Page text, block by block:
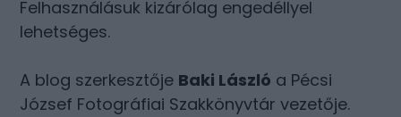
Felhasználásuk kizárólag engedéllyel
lehetséges.
A blog szerkesztője Baki László a Pécsi
József Fotográfiai Szakkönyvtár vezetője.